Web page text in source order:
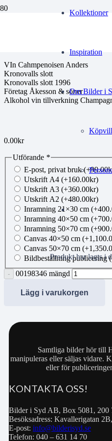
Kollektioner
Inspiration
Om Bilder i
Produkthar lagts i
VIn Cahmpenoisen Anders
Kronovalls slott
Kronovalls slott 1996
Företag Åkesson & söner
Alkohol vin tillverkning
0.00kr
Utförande *
E-post, privat bruk(+99.00
Utskrift A4 (+160.00kr)
Utskrift A3 (+360.00kr)
Utskrift A2 (+480.00kr)
Inramning 21×30 cm (+
Inramning 40×50 cm (+
Inramning 50×70 cm (+
Canvas 40×50 cm (+
Canvas 50×70 cm (+
Bildbeställning publicering
00198346 mängd
Lägg i varukorgen
Samtliga bilder hör till
manipuleras eller säljas vidare.
eller för
KONTAKTA OSS!
Bilder i Syd AB, Box 5081, 200
Besöksadress: Kavallerigatan
E-post: info@bilderisyd.se
Telefon: 040 – 631 14 70